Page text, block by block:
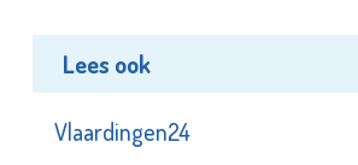
Lees ook
Vlaardingen24